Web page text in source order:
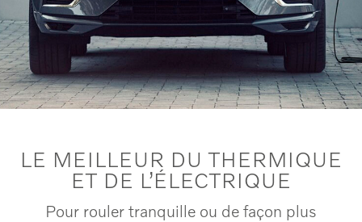
LE MEILLEUR DU THERMIQUE
ET DE L’ÉLECTRIQUE
Pour rouler tranquille ou de façon plus